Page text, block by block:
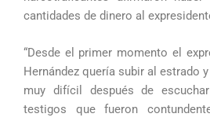
cantidades de dinero al
“Desde el primer momento el
Hernández quería subir al estrado
muy difícil después de
testigos que fueron